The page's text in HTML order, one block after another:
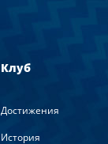
Клуб
Достижения
История